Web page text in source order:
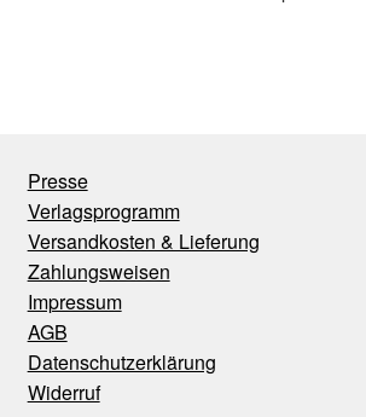
Presse
Verlagsprogramm
Versandkosten & Lieferung
Zahlungsweisen
Impressum
AGB
Datenschutzerklärung
Widerruf